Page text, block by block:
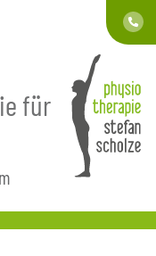
für